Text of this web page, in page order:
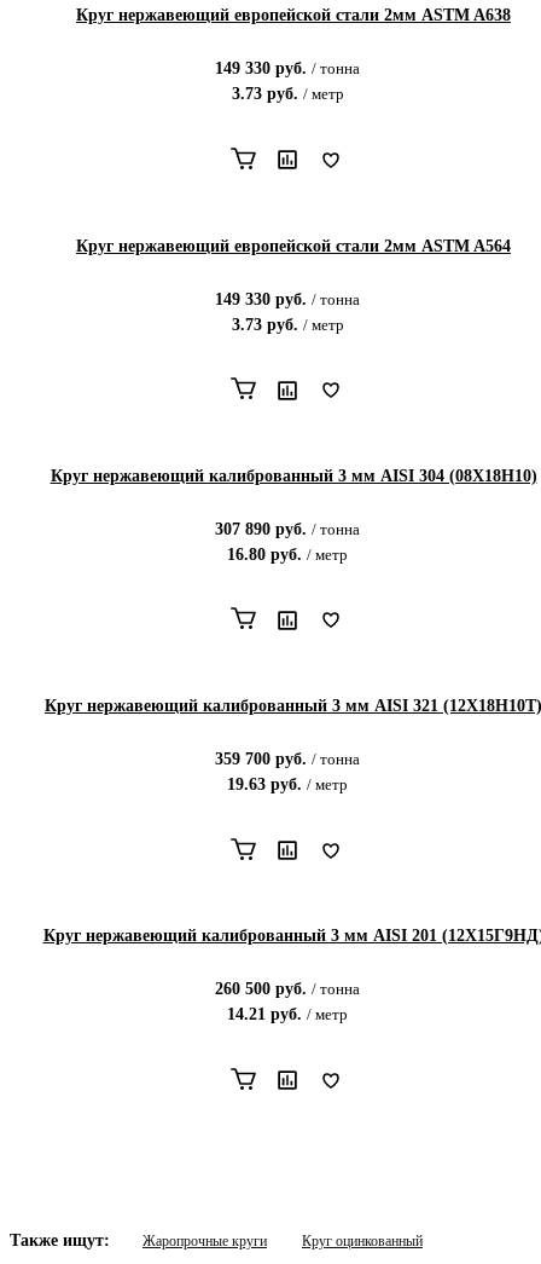
Круг нержавеющий европейской стали 2мм ASTM A638
149 330 руб. / тонна
3.73руб. / метр
Круг нержавеющий европейской стали 2мм ASTM A564
149 330 руб. / тонна
3.73руб. / метр
Круг нержавеющий калиброванный 3 мм AISI 304 (08Х18Н10)
307 890 руб. / тонна
16.80 руб. / метр
Круг нержавеющий калиброванный 3 мм AISI 321 (12Х18Н10Т)
359 700 руб. / тонна
19.63 руб. / метр
Круг нержавеющий калиброванный 3 мм AISI 201
260 500 руб. / тонна
14.21 руб. / метр
Также ищут: Жаропрочные круги Круг оцинкованный